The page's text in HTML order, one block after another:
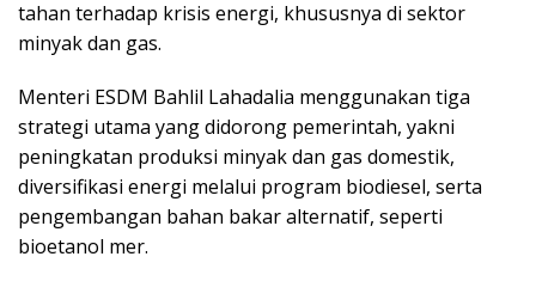
tahan terhadap krisis energi, khususnya di sektor
minyak dan gas.
Menteri ESDM Bahlil Lahadalia menggunakan tiga
strategi utama yang didorong pemerintah, yakni
peningkatan produksi minyak dan gas domestik,
diversifikasi energi melalui program biodiesel, serta
pengembangan bahan bakar alternatif, seperti
bioetanol mer.